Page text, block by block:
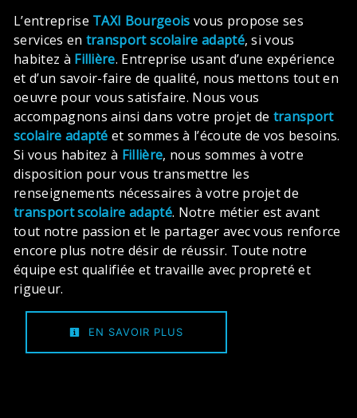
L’entreprise TAXI Bourgeois vous propose ses
services en transport scolaire adapté, si vous
habitez à Fillière. Entreprise usant d’une expérience
et d’un savoir-faire de qualité, nous mettons tout en
oeuvre pour vous satisfaire. Nous vous
accompagnons ainsi dans votre projet de transport
scolaire adapté et sommes à l’écoute de vos besoins.
Si vous habitez à Fillière, nous sommes à votre
disposition pour vous transmettre les
renseignements nécessaires à votre projet de
transport scolaire adapté. Notre métier est avant
tout notre passion et le partager avec vous renforce
encore plus notre désir de réussir. Toute notre
équipe est qualifiée et travaille avec propreté et
rigueur.
EN SAVOIR PLUS